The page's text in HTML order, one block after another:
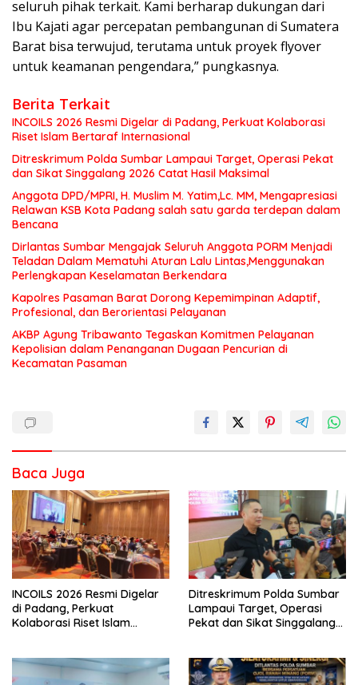
seluruh pihak terkait. Kami berharap dukungan dari
Ibu Kajati agar percepatan pembangunan di Sumatera
Barat bisa terwujud, terutama untuk proyek flyover
untuk keamanan pengendara,” pungkasnya.
Berita Terkait
INCOILS 2026 Resmi Digelar di Padang, Perkuat Kolaborasi
Riset Islam Bertaraf Internasional
Ditreskrimum Polda Sumbar Lampaui Target, Operasi Pekat
dan Sikat Singgalang 2026 Catat Hasil Maksimal
Anggota DPD/MPRI, H. Muslim M. Yatim,Lc. MM, Mengapresiasi
Relawan KSB Kota Padang salah satu garda terdepan dalam
Bencana
Dirlantas Sumbar Mengajak Seluruh Anggota PORM Menjadi
Teladan Dalam Mematuhi Aturan Lalu Lintas,Menggunakan
Perlengkapan Keselamatan Berkendara
Kapolres Pasaman Barat Dorong Kepemimpinan Adaptif,
Profesional, dan Berorientasi Pelayanan
AKBP Agung Tribawanto Tegaskan Komitmen Pelayanan
Kepolisian dalam Penanganan Dugaan Pencurian di
Kecamatan Pasaman
Baca Juga
INCOILS 2026 Resmi Digelar
di Padang, Perkuat
Kolaborasi Riset Islam
Ditreskrimum Polda Sumbar
Lampaui Target, Operasi
Pekat dan Sikat Singgalang